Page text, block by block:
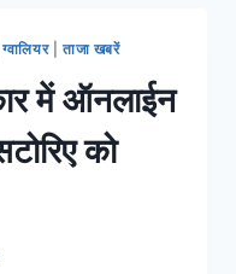
ग्वालियर|ताजा खबरें
में ऑनलाईन
को